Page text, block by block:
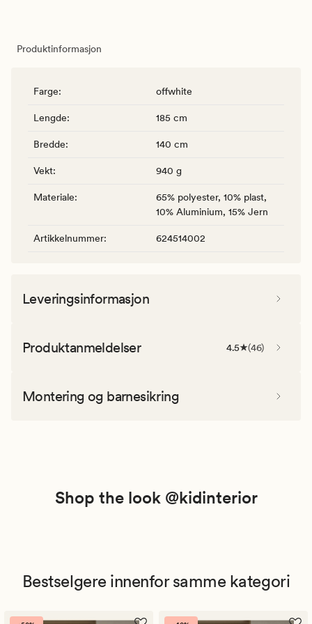
Produktinformasjon
Farge: offwhite
Lengde: 185 cm
Bredde: 140 cm
Vekt: 940 g
Materiale:
65% polyester, 10% plast,
10% Aluminium, 15% Jern
Artikkelnummer: 624514002
Leveringsinformasjon
Produktanmeldelser 4.5 (46)
Montering og barnesikring
Shop the look @kidinterior
Bestselgere innenfor samme kategori